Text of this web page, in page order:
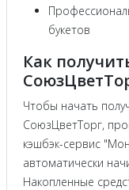
букетов
Как
Чтобы начать
СоюзЦветТорг,
кэшбэк-сервис
автоматически
Накопленные